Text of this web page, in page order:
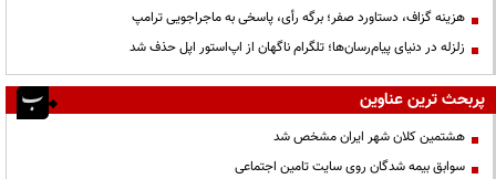
هزینه گزاف، دستاورد صفر؛ برگه رأی، پاسخی به ماجراجویی ترامپ
زلزله در دنیای پیام‌رسان‌ها؛ تلگرام ناگهان از اپ‌استور اپل حذف شد
پربحث ترین عناوین
هشتمین کلان شهر ایران مشخص شد
سوابق بیمه شدگان روی سایت تامین اجتماعی